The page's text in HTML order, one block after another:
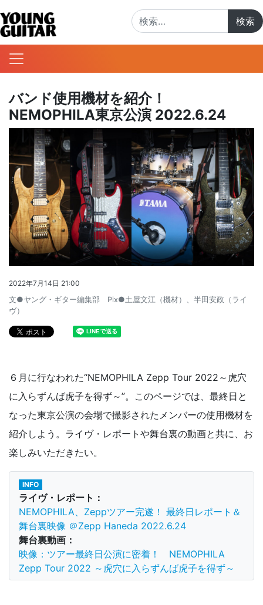
バンド使用機材を紹介！
NEMOPHILA東京公演 2022.6.24
2022年7月14日 21:00
文●ヤング・ギター編集部 Pix●土屋文江（機材）、半田安政（ライ
ヴ）
６月に行なわれた“NEMOPHILA Zepp Tour 2022～虎穴
に入らずんば虎子を得ず～”。このページでは、最終日と
なった東京公演の会場で撮影されたメンバーの使用機材を
紹介しよう。ライヴ・レポートや舞台裏の動画と共に、お
楽しみいただきたい。
INFO
ライヴ・レポート：
NEMOPHILA、Zeppツアー完遂！ 最終日レポート＆
舞台裏映像 ＠Zepp Haneda 2022.6.24
舞台裏動画：
映像：ツアー最終日公演に密着！ NEMOPHILA
Zepp Tour 2022 ～虎穴に入らずんば虎子を得ず～